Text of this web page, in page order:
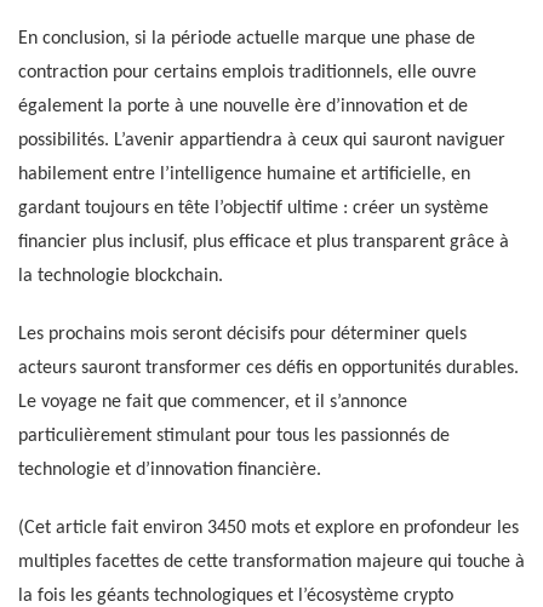
En conclusion, si la période actuelle marque une phase de
contraction pour certains emplois traditionnels, elle ouvre
également la porte à une nouvelle ère d’innovation et de
possibilités. L’avenir appartiendra à ceux qui sauront naviguer
habilement entre l’intelligence humaine et artificielle, en
gardant toujours en tête l’objectif ultime : créer un système
financier plus inclusif, plus efficace et plus transparent grâce à
la technologie blockchain.
Les prochains mois seront décisifs pour déterminer quels
acteurs sauront transformer ces défis en opportunités durables.
Le voyage ne fait que commencer, et il s’annonce
particulièrement stimulant pour tous les passionnés de
technologie et d’innovation financière.
(Cet article fait environ 3450 mots et explore en profondeur les
multiples facettes de cette transformation majeure qui touche à
la fois les géants technologiques et l’écosystème crypto